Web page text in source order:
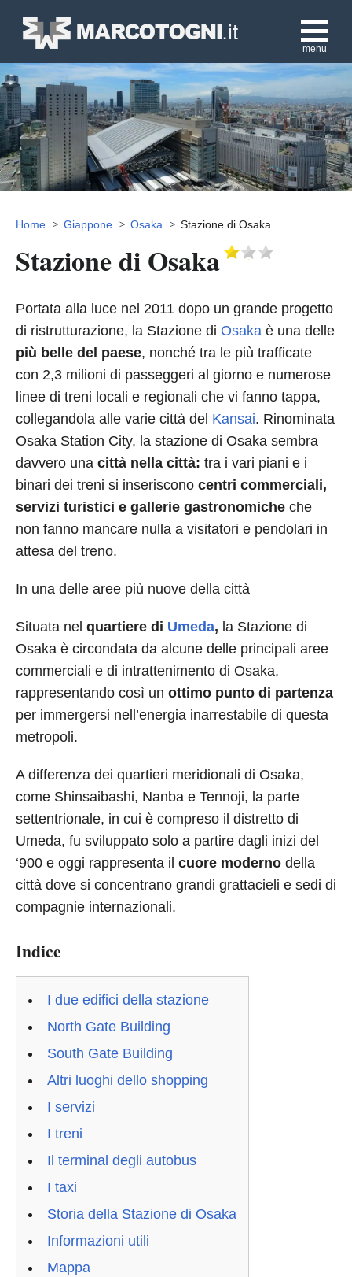
menu
Home Giappone Osaka Stazione di Osaka
Stazione di Osaka
Portata alla luce nel 2011 dopo un grande progetto
di ristrutturazione, la Stazione di Osaka è una delle
più belle del paese, nonché tra le più trafficate
con 2,3 milioni di passeggeri al giorno e numerose
linee di treni locali e regionali che vi fanno tappa,
collegandola alle varie città del Kansai. Rinominata
Osaka Station City, la stazione di Osaka sembra
davvero una città nella città: tra i vari piani e i
binari dei treni si inseriscono centri commerciali,
servizi turistici e gallerie gastronomiche che
non fanno mancare nulla a visitatori e pendolari in
attesa del treno.
In una delle aree più nuove della città
Situata nel quartiere di Umeda, la Stazione di
Osaka è circondata da alcune delle principali aree
commerciali e di intrattenimento di Osaka,
rappresentando così un ottimo punto di partenza
per immergersi nell’energia inarrestabile di questa
metropoli.
A differenza dei quartieri meridionali di Osaka,
come Shinsaibashi, Nanba e Tennoji, la parte
settentrionale, in cui è compreso il distretto di
Umeda, fu sviluppato solo a partire dagli inizi del
‘900 e oggi rappresenta il cuore moderno della
città dove si concentrano grandi grattacieli e sedi di
compagnie internazionali.
Indice
I due edifici della stazione
North Gate Building
South Gate Building
Altri luoghi dello shopping
I servizi
I treni
Il terminal degli autobus
I taxi
Storia della Stazione di Osaka
Informazioni utili
Mappa